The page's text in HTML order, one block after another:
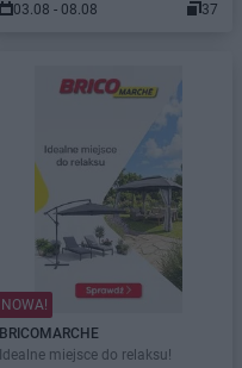
03.08 - 08.08
37
NOWA!
BRICOMARCHE
Idealne miejsce do relaksu!